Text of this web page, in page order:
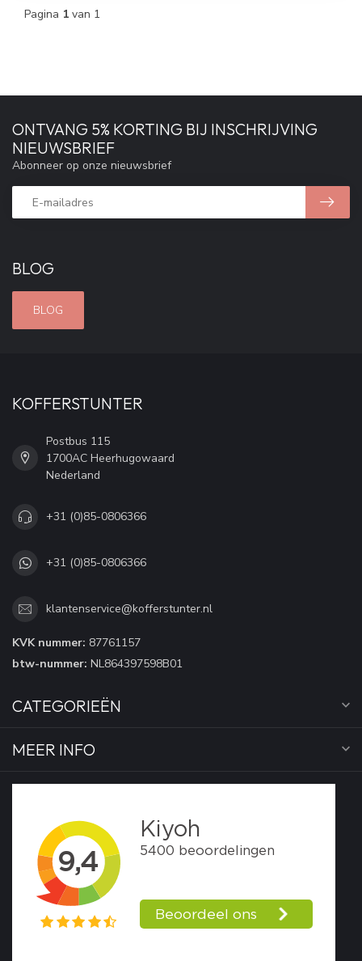
Pagina 1 van 1
BLOG
BLOG
ONTVANG 5% KORTING BIJ INSCHRIJVING
NIEUWSBRIEF
Abonneer op onze nieuwsbrief
KOFFERSTUNTER
Postbus 115
1700AC Heerhugowaard
Nederland
+31 (0)85-0806366
+31 (0)85-0806366
klantenservice@kofferstunter.nl
KVK nummer: 87761157
btw-nummer: NL864397598B01
CATEGORIEËN
MEER INFO